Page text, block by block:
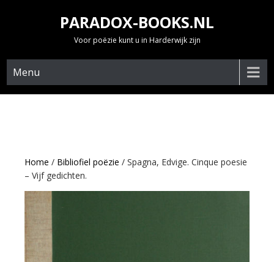
PARADOX-BOOKS.NL
Voor poëzie kunt u in Harderwijk zijn
Menu
Home / Bibliofiel poëzie / Spagna, Edvige. Cinque poesie
– Vijf gedichten.